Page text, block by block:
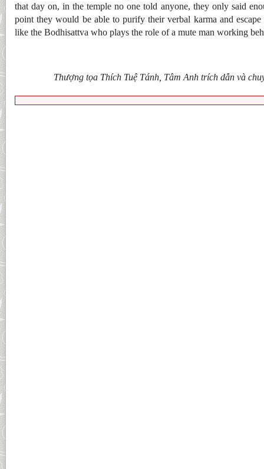
that day on, in the temple no one told anyone, they only said
point they would be able to purify their verbal karma and
like the Bodhisattva who plays the role of a mute man working
Thượng tọa Thích Tuệ Tánh, Tâm Anh trích dẫn và